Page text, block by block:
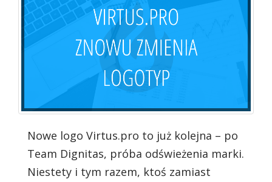
Nowe logo Virtus.pro to już kolejna – po
Team Dignitas, próba odświeżenia marki.
Niestety i tym razem, ktoś zamiast